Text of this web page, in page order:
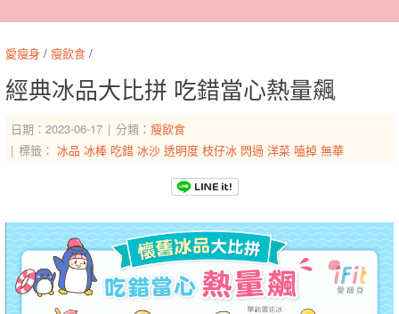
愛瘦身 / 瘦飲食 /
經典冰品大比拼 吃錯當心熱量飆
日期：2023-06-17 分類： 瘦飲食
標籤： 冰品 冰棒 吃錯 冰沙 透明度 枝仔冰 閃過 洋菜 嗑掉 無華